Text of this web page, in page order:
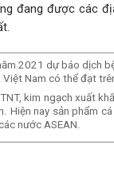
đang được các
2021 dự báo dịch
Việt Nam có thể đạt
kim ngạch xuất
Hiện nay sản phẩm
nước ASEAN.